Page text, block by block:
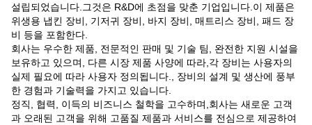
설립되었습니다.그것은 R&D에 초점을 맞춘 기업입니다.이 제품은
위생용 냅킨 장비, 기저귀 장비, 바지 장비, 매트리스 장비, 패드 장
비 등을 포함한다.
회사는 우수한 제품, 전문적인 판매 및 기술 팀, 완전한 지원 시설을
보유하고 있으며, 다른 시장 제품 사양에 따라,각 장비는 사용자의
실제 필요에 따라 사용자 정의됩니다., 장비의 설계 및 생산에 풍부
한 경험과 기술력을 가지고 있습니다.
정직, 협력, 이득의 비즈니스 철학을 고수하며,회사는 새로운 고객
과 오래된 고객을 위해 고품질 제품과 서비스를 전심으로 제공하여